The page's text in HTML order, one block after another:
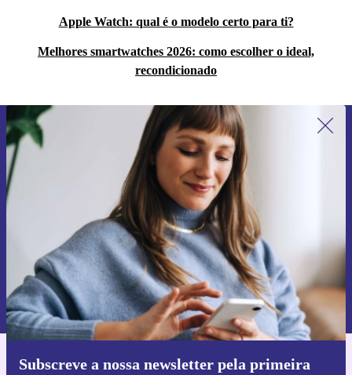
Apple Watch: qual é o modelo certo para ti?
Melhores smartwatches 2026: como escolher o ideal,
recondicionado
Subscreve a nossa newsletter pela primeira
Subscreve a nossa newsletter pela
primeira vez e poupa 15€!
Não percas mais nenhuma oferta.
Pedir voucher
Informações sobre o uso de dados pessoais podem ser encontrados na
nossa
Política de Privacidade.
Faz o download da app refurbed